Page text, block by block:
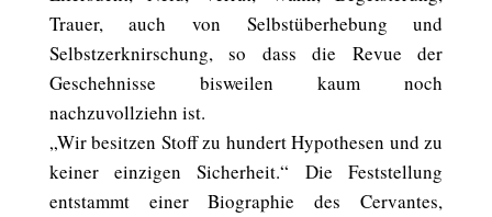
Trauer, auch von Selbstüberhebung und
Selbstzerknirschung, so dass die Revue der
Geschehnisse bisweilen kaum noch
nachzuvollziehn ist.
„Wir besitzen Stoff zu hundert Hypothesen und zu
keiner einzigen Sicherheit.“ Die Feststellung
entstammt einer Biographie des Cervantes,